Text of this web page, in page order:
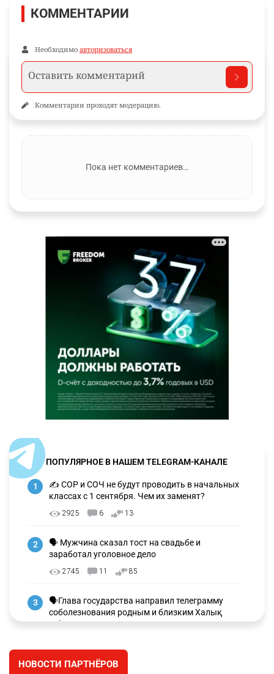
КОММЕНТАРИИ
Необходимо авторизоваться
Комментарии проходят модерацию.
Пока нет комментариев…
ПОПУЛЯРНОЕ В НАШЕМ TELEGRAM-КАНАЛЕ
1
✍️ СОР и СОЧ не будут проводить в начальных
классах с 1 сентября. Чем их заменят?
2925 6 13
2
🗣 Мужчина сказал тост на свадьбе и
заработал уголовное дело
2745 11 85
3
🗣Глава государства направил телеграмму
соболезнования родным и близким Халық
қаһарманы Ивана Гапича
🇫🇷 Клуб ПСЖ объявил об открытии своей
НОВОСТИ ПАРТНЁРОВ